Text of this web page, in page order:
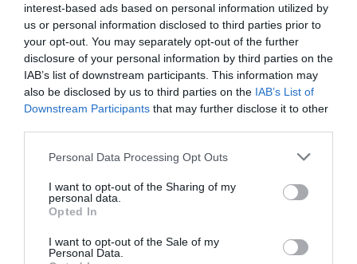
interest-based ads based on personal information utilized by
us or personal information disclosed to third parties prior to
your opt-out. You may separately opt-out of the further
disclosure of your personal information by third parties on the
IAB’s list of downstream participants. This information may
also be disclosed by us to third parties on the IAB’s List of
Downstream Participants that may further disclose it to other
Personal Data Processing Opt Outs
I want to opt-out of the Sharing of my
personal data.
Opted In
I want to opt-out of the Sale of my
Personal Data.